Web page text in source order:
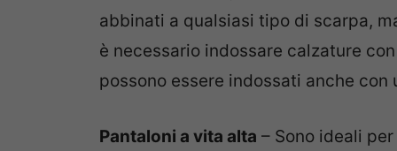
abbinati a qualsiasi tipo di scarpa,
è necessario indossare calzature
possono essere indossati anche con
Pantaloni a vita alta – Sono ideali